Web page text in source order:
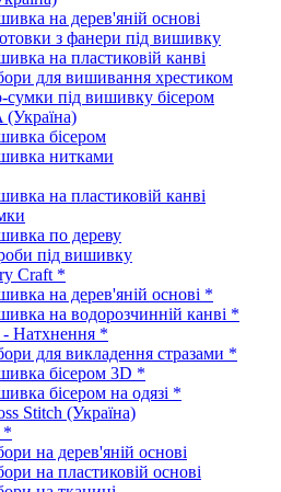
на дерев'яній основі
з фанери під вишивку
на пластиковій канві
для вишивання хрестиком
сумки під вишивку бісером
бісером
нитками
на пластиковій канві
по дереву
під вишивку
Craft *
на дерев'яній основі *
на водорозчинній канві *
Натхнення *
для викладення стразами *
бісером 3D *
бісером на одязі *
Stitch (Україна)
*
на дерев'яній основі
на пластиковій основі